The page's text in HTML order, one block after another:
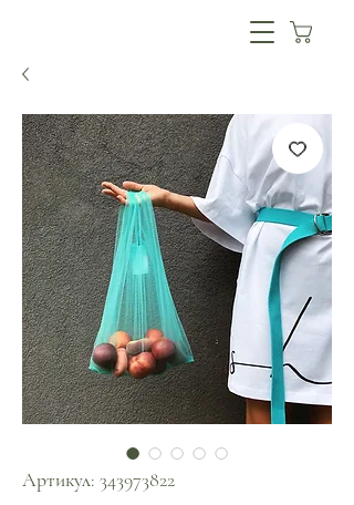
Артикул: 343973822